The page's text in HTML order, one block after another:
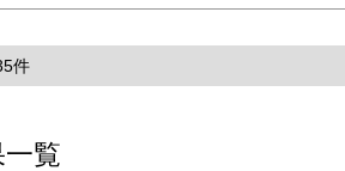
件
覧